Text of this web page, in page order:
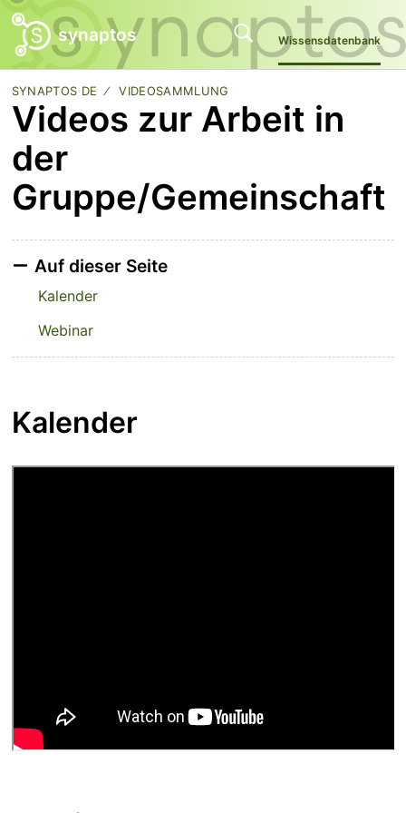
synaptos Wissensdatenbank
SYNAPTOS DE VIDEOSAMMLUNG
Videos zur Arbeit in
der
Gruppe/Gemeinschaft
Auf dieser Seite
Kalender
Webinar
Kalender